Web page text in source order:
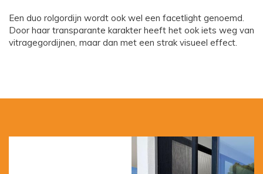
Een duo rolgordijn wordt ook wel een facetlight genoemd.
Door haar transparante karakter heeft het ook iets weg van
vitragegordijnen, maar dan met een strak visueel effect.